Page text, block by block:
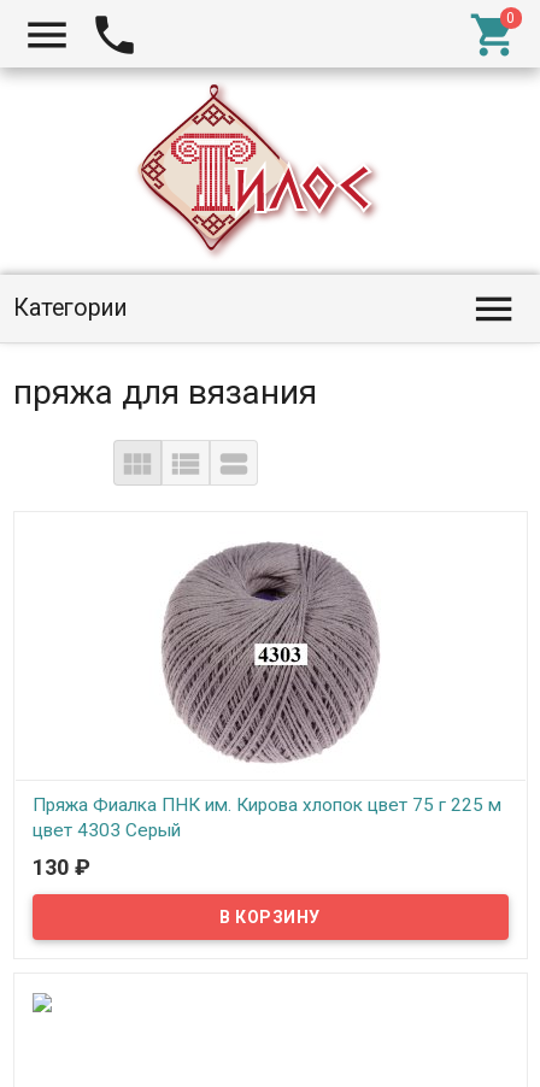
  
Категории 
пряжа для вязания
  
Пряжа Фиалка ПНК им. Кирова хлопок цвет 75 г 225 м
цвет 4303 Серый
В наличии
Нитки для вязания "Фиалка" хлопок, цвет 4303 Серый, ПНК им.
130 ₽